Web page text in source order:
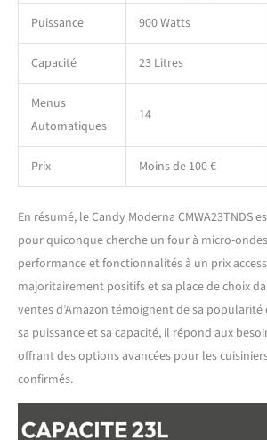
Puissance 900 Watts
Capacité 23 Litres
Menus
Automatiques
14
Prix Moins de 100 €
En résumé, le Candy Moderna CMWA23TNDS
pour quiconque cherche un four à micro-
performance et fonctionnalités à un prix
majoritairement positifs et sa place de choix
ventes d’Amazon témoignent de sa popularité
sa puissance et sa capacité, il répond aux
offrant des options avancées pour les
confirmés.